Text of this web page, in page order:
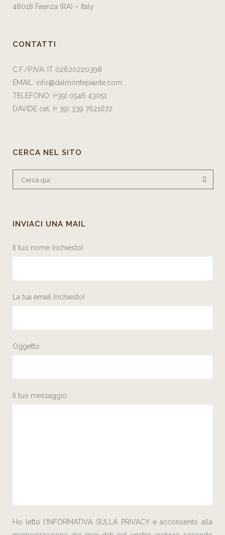
48018 Faenza (RA) – Italy
CONTATTI
C.F./P.IVA: IT 02620220398
EMAIL: info@dalmontepiante.com
TELEFONO: (+39) 0546 43051
DAVIDE cel. (+ 39) 339 7621672
CERCA NEL SITO
INVIACI UNA MAIL
Il tuo nome (richiesto)
La tua email (richiesto)
Oggetto
Il tuo messaggio
Ho letto l' INFORMATIVA SULLA PRIVACYe acconsento alla